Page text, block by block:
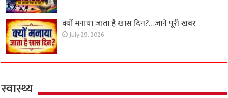
क्यों मनाया जाता है खास दिन?…जाने पूरी खबर
July 29, 2026
स्वास्थ्य